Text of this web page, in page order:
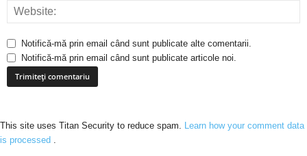
Notifică-mă prin email când sunt publicate alte comentarii.
Notifică-mă prin email când sunt publicate articole noi.
This site uses Titan Security to reduce spam. Learn how your comment data
is processed .